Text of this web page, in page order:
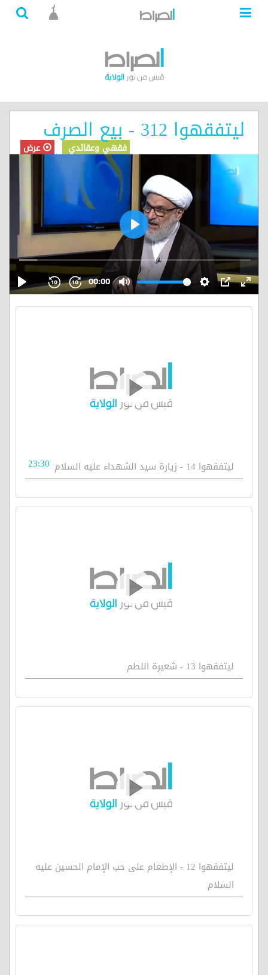
ليتفقهوا 312 - بيع الصرف
فقهي وعقائدي عرض
ليتفقهوا 14 - زيارة سيد الشهداء عليه السلام 23:30
ليتفقهوا 13 - شعيرة اللطم
ليتفقهوا 12 - الإطعام على حب الإمام الحسين عليه
السلام